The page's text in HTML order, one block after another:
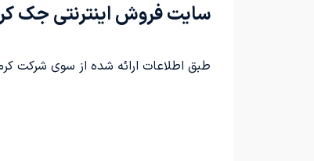
سایت فروش اینترنتی جک
طبق اطلاعات ارائه شده از سوی شرکت